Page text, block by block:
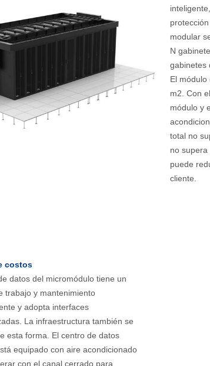
modular
N
gabinetes
El módulo
m2. Con
módulo y
total no
no
puede
cliente.
costos
datos del micromódulo tiene un
trabajo y mantenimiento
y adopta interfaces
La infraestructura también se
esta forma. El centro de datos
equipado con aire acondicionado
con el canal cerrado para